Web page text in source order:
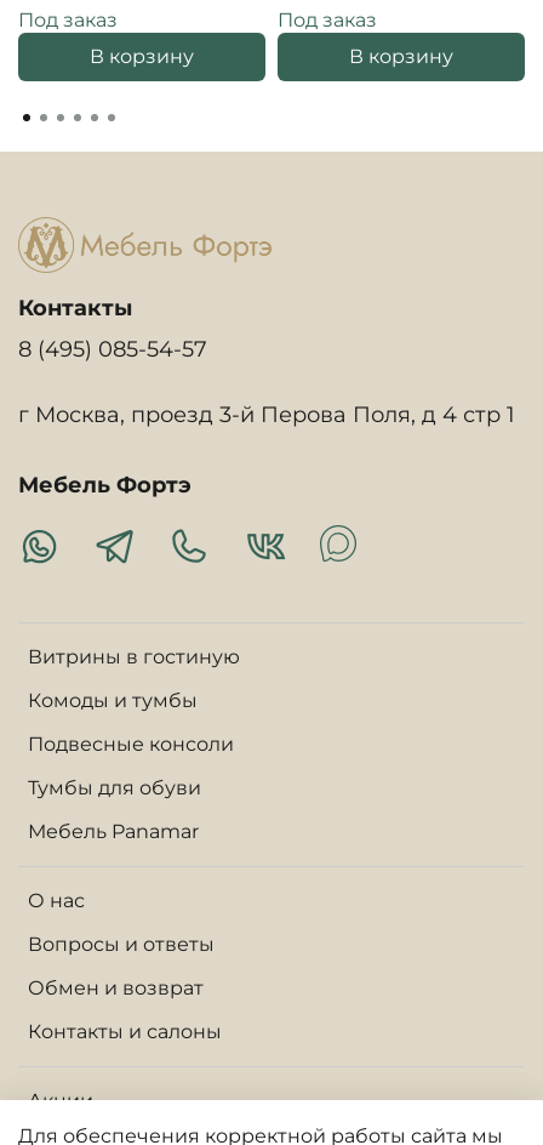
Под заказ
В корзину
Под заказ
В корзину
Витрины в гостиную
Комоды и тумбы
Подвесные консоли
Тумбы для обуви
Мебель Panamar
О нас
Вопросы и ответы
Обмен и возврат
Контакты и салоны
Акции
Контакты
8 (495) 085-54-57
г Москва, проезд 3-й Перова Поля, д 4 стр 1
Мебель Фортэ
Для обеспечения корректной работы сайта мы